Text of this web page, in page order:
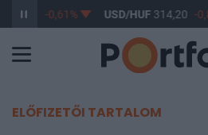
363,17 -0,61% USD/HUF 314,20 -
ELŐFIZETŐI TARTALOM